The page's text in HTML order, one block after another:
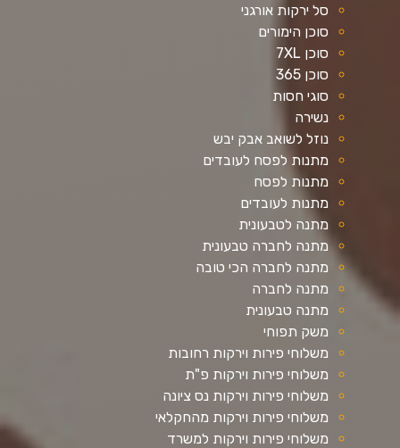
סל ירקות אורגני
סוכן הימורים
סוכן 7XL
סוכן 365
סוגי חסות
נשירה
נוזל לשואב אבק יבש
מתנות לפסח לעובדים
מתנות לפסח
מתנות לעובדים
מתנה לטבעונית
מתנה לחברה טבעונית
מתנה לחברה הכי טובה
מתנה לחברה
מתנה טבעונית
משק תפוחי
משלוחי פירות וירקות רחובות
משלוחי פירות וירקות פ"ת
משלוחי פירות וירקות נס ציונה
משלוחי פירות וירקות מהחקלאי
משלוחי פירות וירקות למשרד